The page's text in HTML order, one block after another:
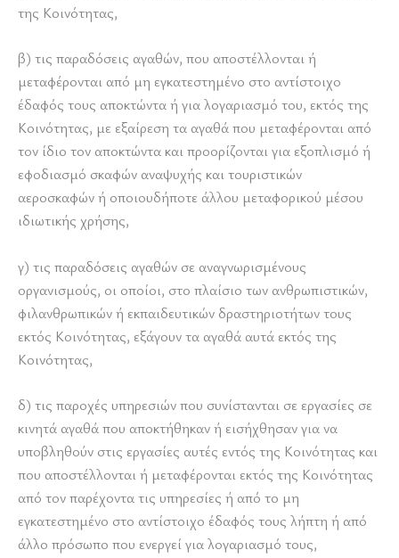
της Κοινότητας,
β) τις παραδόσεις αγαθών, που αποστέλλονται ή
μεταφέρονται από μη εγκατεστημένο στο αντίστοιχο
έδαφός τους αποκτώντα ή για λογαριασμό του, εκτός της
Κοινότητας, με εξαίρεση τα αγαθά που μεταφέρονται από
τον ίδιο τον αποκτώντα και προορίζονται για εξοπλισμό ή
εφοδιασμό σκαφών αναψυχής και τουριστικών
αεροσκαφών ή οποιουδήποτε άλλου μεταφορικού μέσου
ιδιωτικής χρήσης,
γ) τις παραδόσεις αγαθών σε αναγνωρισμένους
οργανισμούς, οι οποίοι, στο πλαίσιο των ανθρωπιστικών,
φιλανθρωπικών ή εκπαιδευτικών δραστηριοτήτων τους
εκτός Κοινότητας, εξάγουν τα αγαθά αυτά εκτός της
Κοινότητας,
δ) τις παροχές υπηρεσιών που συνίστανται σε εργασίες σε
κινητά αγαθά που αποκτήθηκαν ή εισήχθησαν για να
υποβληθούν στις εργασίες αυτές εντός της Κοινότητας και
που αποστέλλονται ή μεταφέρονται εκτός της Κοινότητας
από τον παρέχοντα τις υπηρεσίες ή από το μη
εγκατεστημένο στο αντίστοιχο έδαφός τους λήπτη ή από
άλλο πρόσωπο που ενεργεί για λογαριασμό τους,